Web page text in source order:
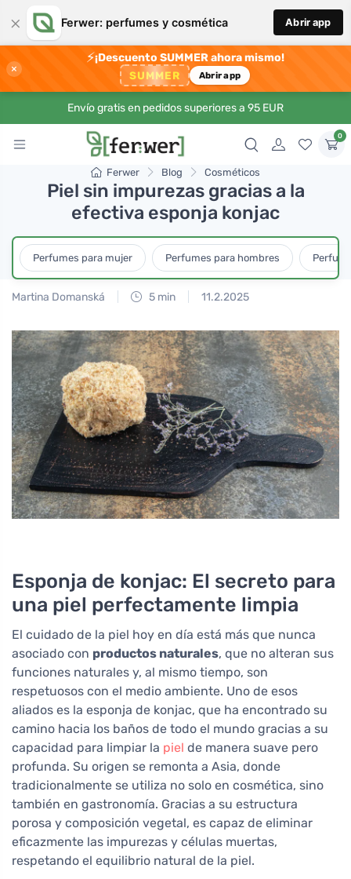
× Ferwer: perfumes y cosmética Abrir app
×
⚡¡Descuento SUMMER ahora mismo!
SUMMER Abrir app
Envío gratis en pedidos superiores a 95 EUR
0
Ferwer Blog Cosméticos
Piel sin impurezas gracias a la
efectiva esponja konjac
Perfumes para mujer Perfumes para hombres
Martina Domanská 5 min 11.2.2025
Esponja de konjac: El secreto para
una piel perfectamente limpia
El cuidado de la piel hoy en día está más que nunca
asociado con productos naturales, que no alteran sus
funciones naturales y, al mismo tiempo, son
respetuosos con el medio ambiente. Uno de esos
aliados es la esponja de konjac, que ha encontrado su
camino hacia los baños de todo el mundo gracias a su
capacidad para limpiar la piel de manera suave pero
profunda. Su origen se remonta a Asia, donde
tradicionalmente se utiliza no solo en cosmética, sino
también en gastronomía. Gracias a su estructura
porosa y composición vegetal, es capaz de eliminar
eficazmente las impurezas y células muertas,
respetando el equilibrio natural de la piel.